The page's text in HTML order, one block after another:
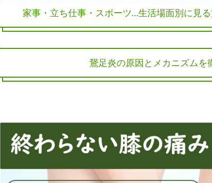
家事・立ち仕事・スポーツ…生活場面別に見
鵞足炎の原因とメカニズムを